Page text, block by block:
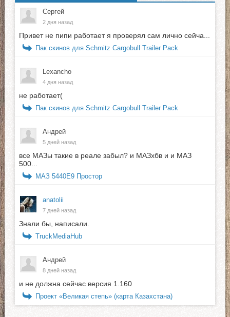
Сергей
2 дня назад
Привет не пипи работает я проверял сам лично сейча...
Пак скинов для Schmitz Cargobull Trailer Pack
Lexancho
4 дня назад
не работает(
Пак скинов для Schmitz Cargobull Trailer Pack
Андрей
5 дней назад
все МАЗы такие в реале забыл? и МАЗхбв и и МАЗ
500...
МАЗ 5440E9 Простор
anatolii
7 дней назад
Знали бы, написали.
TruckMediaHub
Андрей
8 дней назад
и не должна сейчас версия 1.160
Проект «Великая степь» (карта Казахстана)